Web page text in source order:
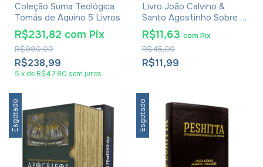
Coleção Suma Teológica
Tomás de Aquino 5 Livros
R$238,99
R$990,00
R$231,82 com Pix
5 x de R$47,80 sem juros
Livro João Calvino &
Santo Agostinho Sobre o
Conhecimento de Deus e
o Autoconhecimento -
Fabiano de Almeida
R$11,99
R$45,00
R$11,63 com Pix
Esgotado Esgotado